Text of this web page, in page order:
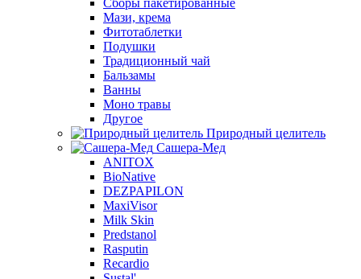
Сборы пакетированные
Мази, крема
Фитотаблетки
Подушки
Традиционный чай
Бальзамы
Ванны
Моно травы
Другое
Природный целитель
Сашера-Мед
ANITOX
BioNative
DEZPAPILON
MaxiVisor
Milk Skin
Predstanol
Rasputin
Recardio